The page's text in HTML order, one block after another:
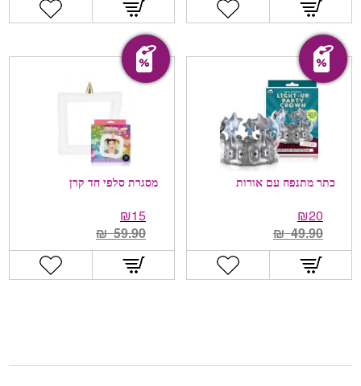
מבצע!
מסגרת סלפי חד קרן
15
₪
59.90
₪
מבצע!
כתר מתנפח עם אורות
20
₪
49.90
₪